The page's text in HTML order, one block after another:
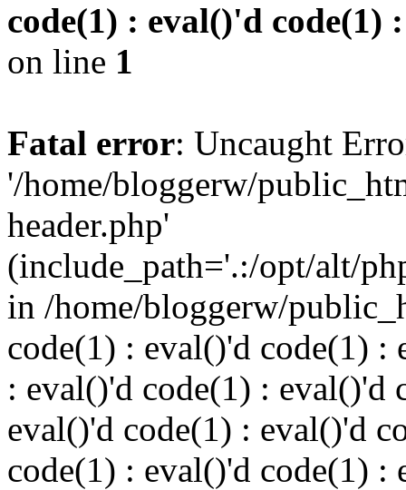
code(1) : eval()'d code(1)
on line 1
Fatal error: Uncaught
'/home/bloggerw/
header.php'
(include_path='.:/opt/alt/
in /home/bloggerw/
code(1) : eval()'d code(1) :
: eval()'d code(1) : eval()'d
eval()'d code(1) : eval()'d
code(1) : eval()'d code(1) :